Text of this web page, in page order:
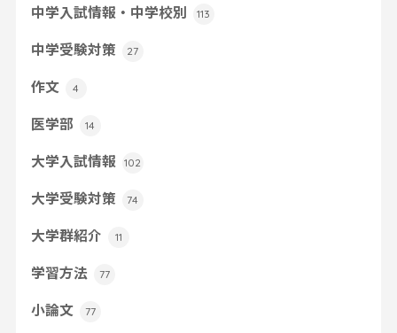
中学入試情報・中学校別 113
中学受験対策 27
作文 4
医学部 14
大学入試情報 102
大学受験対策 74
大学群紹介 11
学習方法 77
小論文 77